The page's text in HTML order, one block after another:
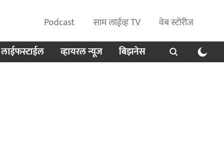
Podcast साम लाईव्ह TV
वेब स्टोरीज
लाईफस्टाईल व्हायरल न्यूज बिझनेस